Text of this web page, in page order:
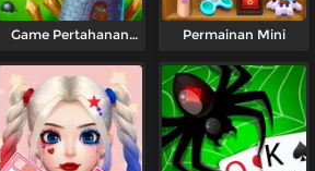
Game Pertahanan
Permainan Mini